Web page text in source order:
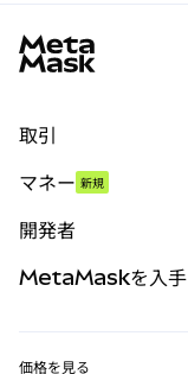
取引
パーペチュアル
RWA
マネー 新規
開発者
MetaMaskを入手
価格を見る